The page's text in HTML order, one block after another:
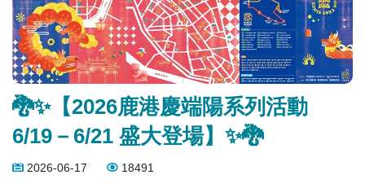
鹿港下車／彰化客運臺中乘車處搭乘【彰化客運】6933線
至鹿港下車 ▪️高鐵台中轉乘客運：轉乘台灣好行至鹿港下車
▪️台鐵台中轉乘客運：由台中後火車站搭乘【中鹿客運】
9018線至鹿港下車 ▪️台鐵彰化轉乘客運：轉乘【彰化客運】
至鹿港下車 🚌 活動接駁車（6/19－6/21） （約15～30分鐘
一班） 🔸A線 旅遊服務中心 ⇄ 文武廟 ⇄ 龍舟會場 ⇄ 鹿港天
后宮停車場 ⇄ 臺灣玻璃館 🔸B線（約1小時一班） 臺灣玻璃
館 ⇄ 彰化縣旅遊服務中心 📢 主場域周邊道路將於 6/18
8:00 至 6/22 18:00 進行交通管制，出發前記得先查詢最新
🐉✨【2026鹿港慶端陽系列活動
6/19－6/21 盛大登場】✨🐉
2026-06-17 18491